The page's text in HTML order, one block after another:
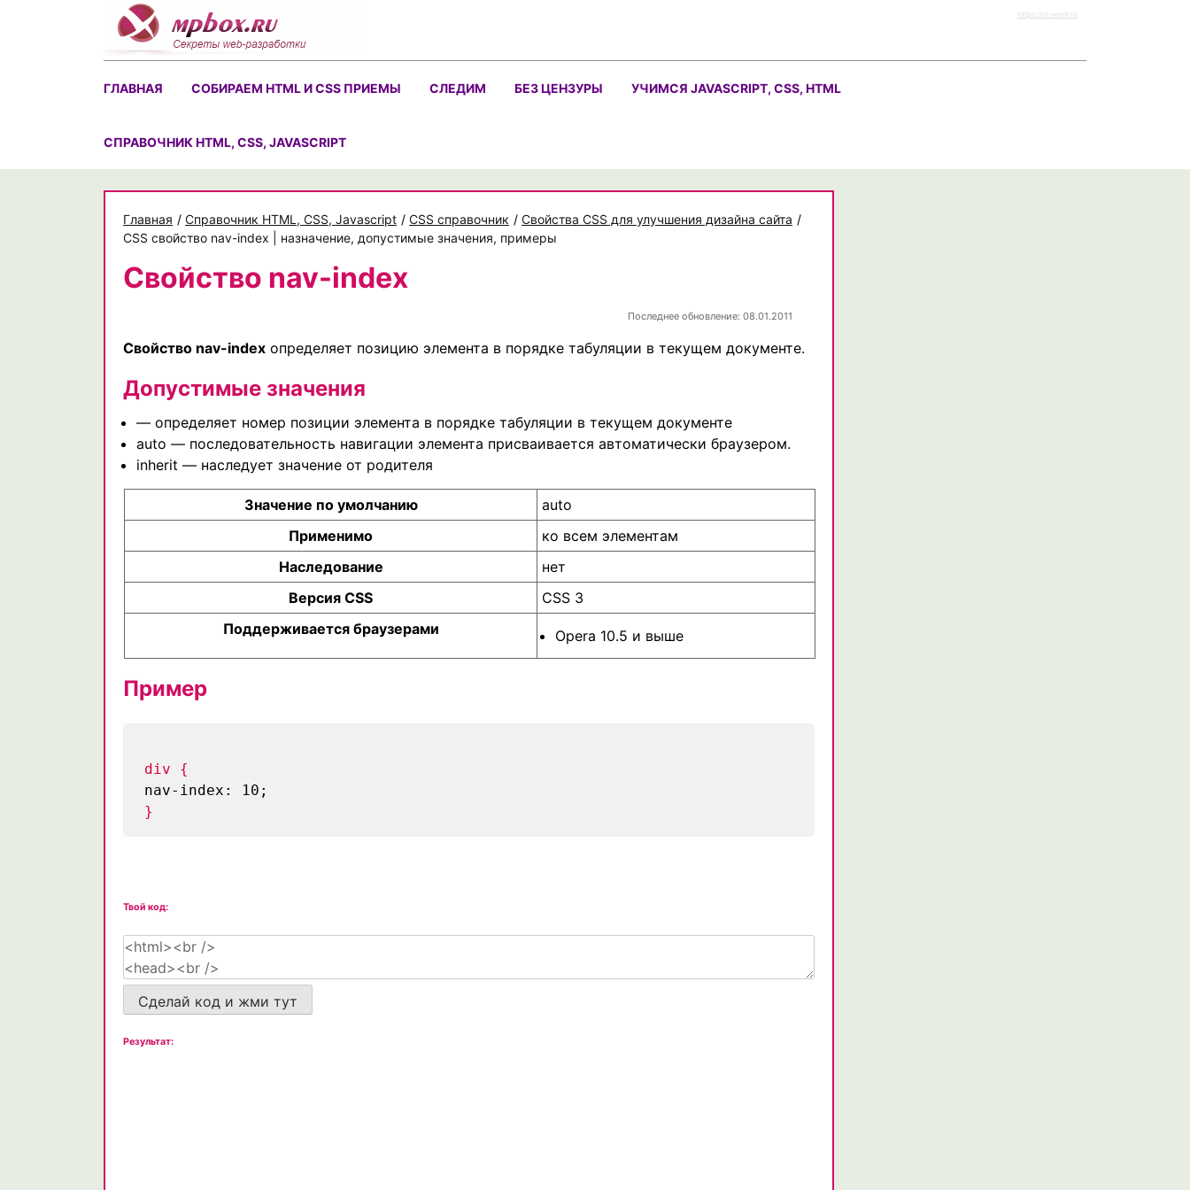
https://rz-work.ru
ГЛАВНАЯ СОБИРАЕМ HTML И CSS ПРИЕМЫ СЛЕДИМ БЕЗ ЦЕНЗУРЫ УЧИМСЯ JAVASCRIPT, CSS, HTML
CПРАВОЧНИК HTML, CSS, JAVASCRIPT
Главная / Cправочник HTML, CSS, Javascript / CSS справочник / Свойства CSS для улучшения дизайна сайта /
CSS свойство nav-index | назначение, допустимые значения, примеры
Свойство nav-index
Последнее обновление: 08.01.2011
Свойство nav-index определяет позицию элемента в порядке табуляции в текущем документе.
Допустимые значения
— определяет номер позиции элемента в порядке табуляции в текущем документе
auto — последовательность навигации элемента присваивается автоматически браузером.
inherit — наследует значение от родителя
Значение по умолчанию
auto
Применимо
ко всем элементам
Наследование
нет
Версия CSS
CSS 3
Поддерживается браузерами
Opera 10.5 и выше
Пример
div {
nav-index: 10;
}
Твой код:
Сделай код и жми тут
Результат: